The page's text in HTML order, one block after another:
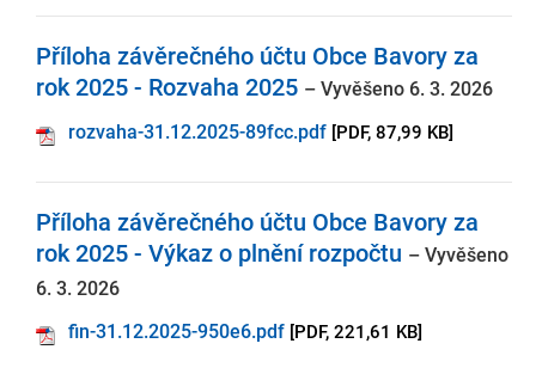
Příloha závěrečného účtu Obce Bavory za
rok 2025 - Rozvaha 2025 – Vyvěšeno 6. 3. 2026
rozvaha-31.12.2025-89fcc.pdf [PDF, 87,99 KB]
Příloha závěrečného účtu Obce Bavory za
rok 2025 - Výkaz o plnění rozpočtu – Vyvěšeno
6. 3. 2026
fin-31.12.2025-950e6.pdf [PDF, 221,61 KB]